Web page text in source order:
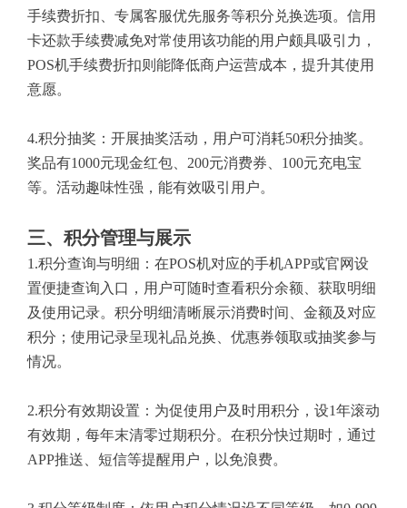
手续费折扣、专属客服优先服务等积分兑换选项。信用
卡还款手续费减免对常使用该功能的用户颇具吸引力，
POS机手续费折扣则能降低商户运营成本，提升其使用
意愿。
4.积分抽奖：开展抽奖活动，用户可消耗50积分抽奖。
奖品有1000元现金红包、200元消费券、100元充电宝
等。活动趣味性强，能有效吸引用户。
三、积分管理与展示
1.积分查询与明细：在POS机对应的手机APP或官网设
置便捷查询入口，用户可随时查看积分余额、获取明细
及使用记录。积分明细清晰展示消费时间、金额及对应
积分；使用记录呈现礼品兑换、优惠券领取或抽奖参与
情况。
2.积分有效期设置：为促使用户及时用积分，设1年滚动
有效期，每年末清零过期积分。在积分快过期时，通过
APP推送、短信等提醒用户，以免浪费。